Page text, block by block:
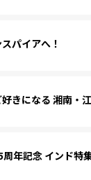
パイアへ！
きになる 湘南・
年記念 インド特